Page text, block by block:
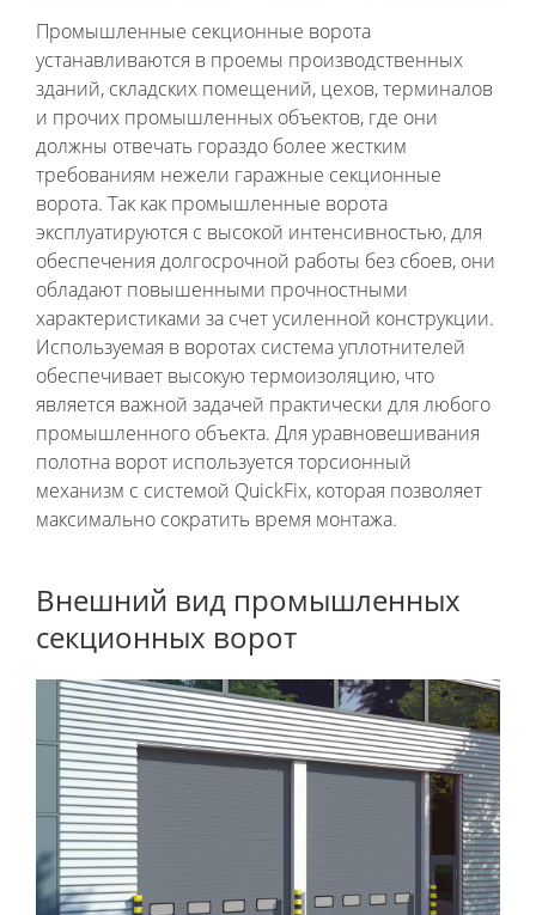
Промышленные секционные ворота
устанавливаются в проемы производственных
зданий, складских помещений, цехов, терминалов
и прочих промышленных объектов, где они
должны отвечать гораздо более жестким
требованиям нежели гаражные секционные
ворота. Так как промышленные ворота
эксплуатируются с высокой интенсивностью, для
обеспечения долгосрочной работы без сбоев, они
обладают повышенными прочностными
характеристиками за счет усиленной конструкции.
Используемая в воротах система уплотнителей
обеспечивает высокую термоизоляцию, что
является важной задачей практически для любого
промышленного объекта. Для уравновешивания
полотна ворот используется торсионный
механизм с системой QuickFix, которая позволяет
максимально сократить время монтажа.
Внешний вид промышленных
секционных ворот